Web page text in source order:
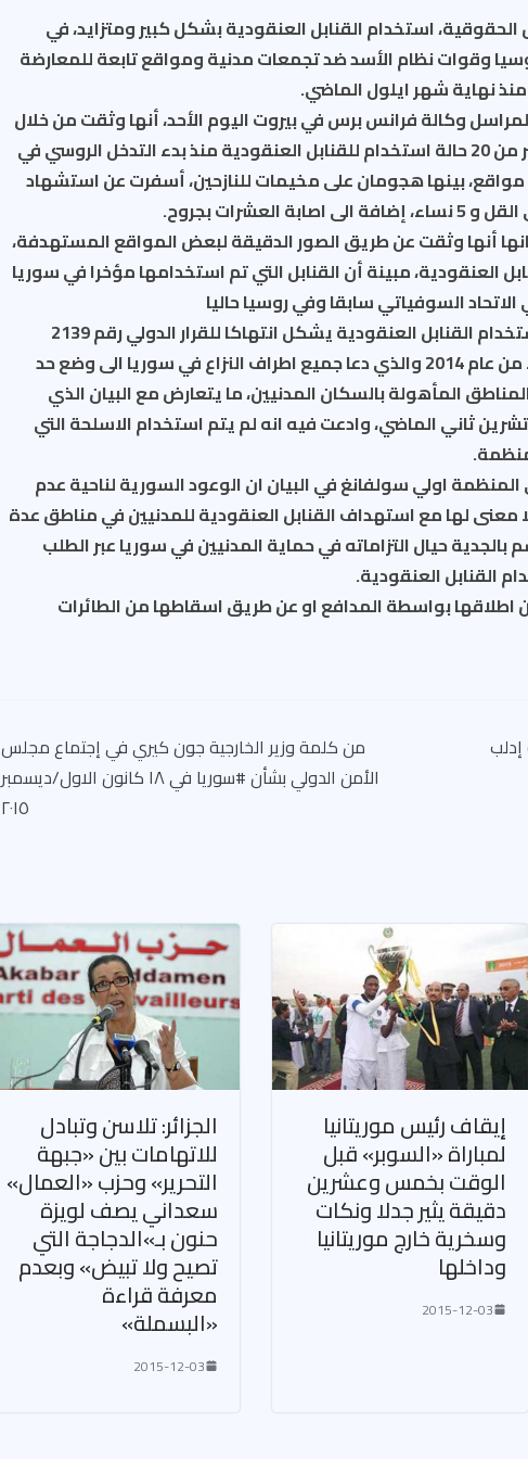
استخدام القنابل العنقودية بشكل كبير ومتزايد، في
وقوات نظام الأسد ضد تجمعات مدنية ومواقع تابعة للمعارضة
نهاية شهر ايلول الماضي.
وكالة فرانس برس في بيروت اليوم الأحد، أنها وثقت من خلال
جمع معلومات مفصلة ودقيقة أكثر من 20 حالة استخدام للقنابل العنقودية منذ بدء التدخل الروسي في
بينها هجومان على مخيمات للنازحين، أسفرت عن استشهاد
أنها وثقت عن طريق الصور الدقيقة لبعض المواقع المستهدفة،
العنقودية، مبينة أن القنابل التي تم استخدامها مؤخرا في سوريا
السوفياتي سابقا وفي روسيا حاليا
واعتبرت المنظمة في تقريرها ان استخدام القنابل العنقودية يشكل انتهاكا للقرار الدولي رقم 2139
الصادر عن مجلس الأمن في 22 شباط من عام 2014 والذي دعا جميع اطراف النزاع في سوريا الى وضع حد
المأهولة بالسكان المدنيين، ما يتعارض مع البيان الذي
ثاني الماضي، وادعت فيه انه لم يتم استخدام الاسلحة التي
اولي سولفانغ في البيان ان الوعود السورية لناحية عدم
لها مع استهداف القنابل العنقودية للمدنيين في مناطق عدة
بالجدية حيال التزاماته في حماية المدنيين في سوريا عبر الطلب
القنابل العنقودية.
اطلاقها بواسطة المدافع او عن طريق اسقاطها من الطائرات
من كلمة وزير الخارجية جون كيري في إجتماع مجلس
الأمن الدولي بشأن #سوريا في ١٨ كانون الاول/ديسمبر
٢٠١٥
إيقاف رئيس موريتانيا
لمباراة «السوبر» قبل
الوقت بخمس وعشرين
دقيقة يثير جدلا ونكات
وسخرية خارج موريتانيا
وداخلها
2015-12-03
الجزائر: تلاسن وتبادل
للاتهامات بين «جبهة
التحرير» وحزب «العمال»
سعداني يصف لويزة
حنون بـ»الدجاجة التي
تصيح ولا تبيض» وبعدم
معرفة قراءة
«البسملة»
2015-12-03